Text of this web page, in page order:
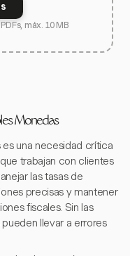
máx. 10 MB
Monedas
una necesidad crítica
trabajan con clientes
las tasas de
precisas y mantener
fiscales. Sin las
llevar a errores